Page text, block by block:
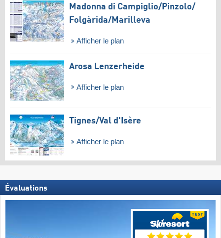
Madonna di Campiglio/​Pinzolo/​
Folgàrida/​Marilleva
Afficher le plan
Arosa Lenzerheide
Afficher le plan
Tignes/​Val d'Isère
Afficher le plan
Évaluations